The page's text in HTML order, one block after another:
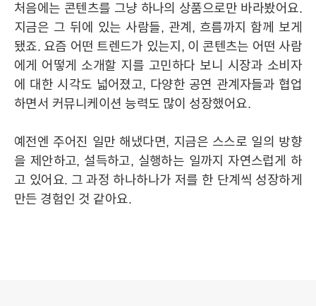
처음에는 콘텐츠를 그냥 하나의 상품으로만 바라봤어요.
지금은 그 뒤에 있는 사람들, 관계, 흐름까지 함께 보게
됐죠. 요즘 어떤 트렌드가 있는지, 이 콘텐츠는 어떤 사람
에게 어떻게 소개할 지를 고민하다 보니 시장과 소비자
에 대한 시각도 넓어졌고, 다양한 공연 관계자들과 협업
하면서 커뮤니케이션 능력도 많이 성장했어요.
예전엔 주어진 일만 해냈다면, 지금은 스스로 일의 방향
을 제안하고, 설득하고, 실행하는 일까지 자연스럽게 하
고 있어요. 그 과정 하나하나가 저를 한 단계씩 성장하게
만든 경험인 것 같아요.